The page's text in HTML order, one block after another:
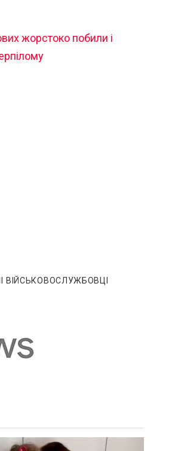
жорстоко побили і
ВІЙСЬКОВОСЛУЖБОВЦІ